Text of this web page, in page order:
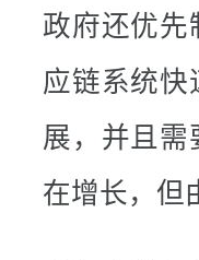
政府还优先
应链系统
展，并且
在增长，但